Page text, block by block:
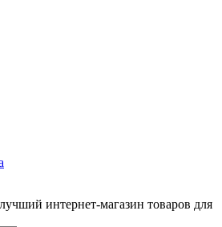
интернет-магазин товаров для